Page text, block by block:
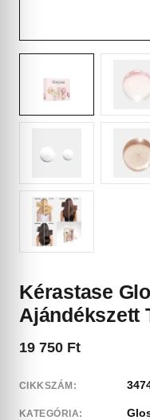
Kérastase
Ajándékszett
19 750 Ft
CIKKSZÁM:
KATEGÓRIA: